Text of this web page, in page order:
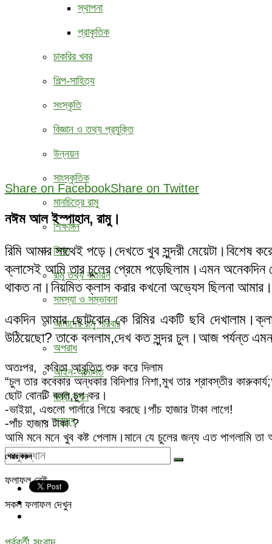
স্থাপনা
প্রাকৃতিক
চাকরির খবর
শিল্প-সাহিত্য
সংস্কৃতি
বিজ্ঞান ও তথ্য প্রযুক্তি
উন্নয়ন
সাংস্কৃতিক
মানচিত্রে রামু
শিক্ষাঙ্গন
শিক্ষা
রামু তথ্য বাতায়ন
সমস্যা ও সম্ভাবনা
আমাদের রামু পরিবার
অপরাধ
আইন-আদালত
মন্ত্রী কথন
স্বাস্থ্য
ফলাফল নেই
সকল ফলাফল দেখুন
Share on FacebookShare on Twitter
নঈম আল ইস্পাহান, রামু।
রিমি আমার সাথেই পড়ে।দেখতে খুব সুন্দরী মেয়েটা।বিশেষ
ক্লাসেই আমি তার চুলের প্রেমে পড়েছিলাম।এমন
থাকত না।নিয়মিত ক্লাস করার কখনো অভ্যেস ছিলনা
একদিন আমার ছোটবোন কে রিমির একটি ছবি
উঠিয়েছো? তাকে বললাম,দেখ কত সুন্দর চুল।আজ পর্যন্ত
অতঃপর, কবিতা আবৃত্তি শুরু করে দিলাম
“চুল তার কবেকার অন্ধকার বিদিশার নিশা,মুখ তার শ্রাবস্তীর
ছোট বোনটি বলল,চুপ কর।
-ভাইয়া, এগুলো পার্লারে গিয়ে করছে।পাঁচ হাজার টাকা লাগে!
-পাঁচ হাজার টাকা ?
আমি মনে মনে খুব কষ্ট পেলাম।মানে যে চুলের জন্য এত পাগলামি
শেয়ার করুন